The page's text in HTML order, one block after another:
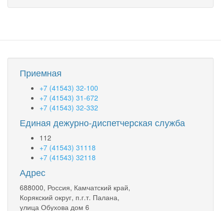
садоводства
нужд
земельных
собственность
специальной
военной
операции
и
их
Приемная
+7 (41543) 32-100
+7 (41543) 31-672
+7 (41543) 32-332
Единая дежурно-диспетчерская служба
112
+7 (41543) 31118
+7 (41543) 32118
Адрес
688000, Россия, Камчатский край,
Корякский округ, п.г.т. Палана,
улица Обухова дом 6